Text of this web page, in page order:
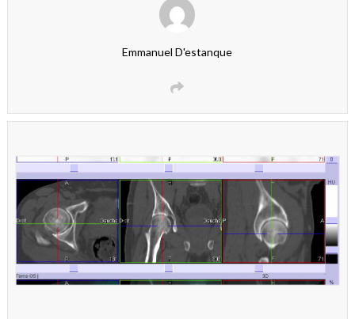
Emmanuel D'estanque